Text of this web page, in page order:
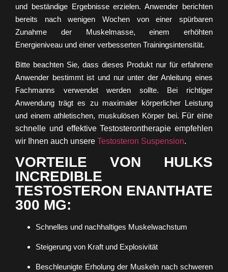
und beständige Ergebnisse erzielen. Anwender berichten
bereits nach wenigen Wochen von einer spürbaren
Zunahme der Muskelmasse, einem erhöhten
Energieniveau und einer verbesserten Trainingsintensität.
Bitte beachten Sie, dass dieses Produkt nur für erfahrene
Anwender bestimmt ist und nur unter der Anleitung eines
Fachmanns verwendet werden sollte. Bei richtiger
Anwendung trägt es zu maximaler körperlicher Leistung
und einem athletischen, muskulösen Körper bei. Für eine
schnelle und effektive Testosterontherapie empfehlen
wir Ihnen auch unsere Testosteron Suspension.
VORTEILE VON HULKS
INCREDIBLE
TESTOSTERON ENANTHATE
300 MG:
Schnelles und nachhaltiges Muskelwachstum
Steigerung von Kraft und Explosivität
Beschleunigte Erholung der Muskeln nach schweren